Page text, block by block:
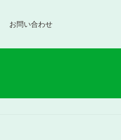
お問い合わせ